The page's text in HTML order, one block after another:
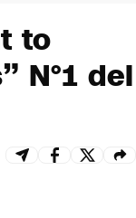
to
N°1 del